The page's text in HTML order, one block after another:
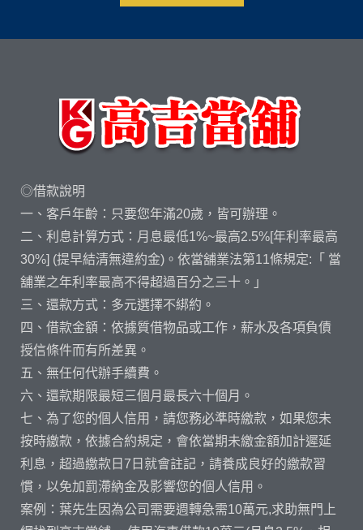
◎借款說明
一、客戶年齡：只要您年滿20歲，皆可辦理。
二、利息計算方式：月息最低1%~最高2.5%[年利率最高
30%] (提早結清無違約金)。依當舖業法第11條規定:「 當
舖業之年利率最高不得超過百分之三十。」
三、還款方式：多元選擇不綁約。
四、借款金額：依據質借物品或工作，薪水及各項負債
授信條件而有所差異。
五、無任何代辦手續費。
六、還款期限最短三個月最長六十個月。
七、為了您的個人信用，請您務必準時繳款，如果您未
按時繳款，依據合約規定，會依當期未繳金額加計遲延
利息，超過繳款日7日就會註記，請養成良好的繳款習
慣，以免加罰滯納金及影響您的個人信用。
案例：葉先生因為公司需要週轉急需10萬元,求助無門上